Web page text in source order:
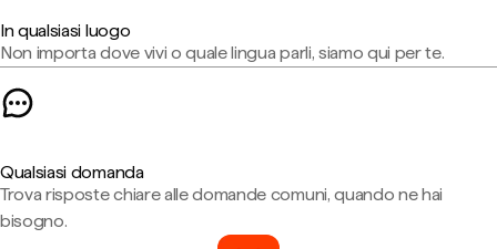
In qualsiasi luogo
Non importa dove vivi o quale lingua parli, siamo qui per te.
Qualsiasi domanda
Trova risposte chiare alle domande comuni, quando ne hai
bisogno.